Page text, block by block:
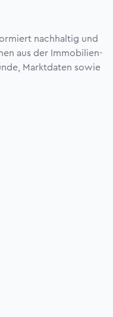
nachhaltig und
aus der Immobilien-
Marktdaten sowie